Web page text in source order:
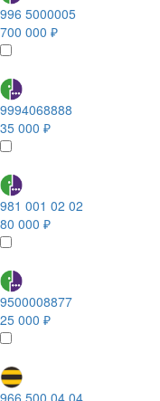
996 5000005
700 000 ₽
9994068888
35 000 ₽
981 001 02 02
80 000 ₽
9500008877
25 000 ₽